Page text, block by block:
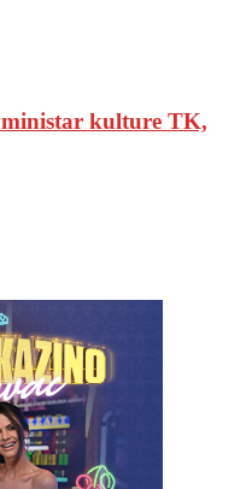
ministar kulture TK,